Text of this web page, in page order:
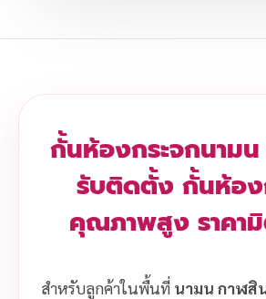
กั้นห้องกระจกนาม
รับติดตั้ง กั้นห้อง
คุณภาพสูง ราคา
สำหรับลูกค้าในพื้นที่ นามน กาฬสิ